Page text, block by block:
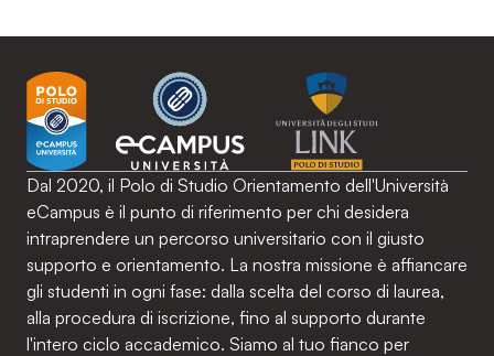
Dal 2020, il Polo di Studio Orientamento dell'Università
eCampus è il punto di riferimento per chi desidera
intraprendere un percorso universitario con il giusto
supporto e orientamento. La nostra missione è affiancare
gli studenti in ogni fase: dalla scelta del corso di laurea,
alla procedura di iscrizione, fino al supporto durante
l'intero ciclo accademico. Siamo al tuo fianco per